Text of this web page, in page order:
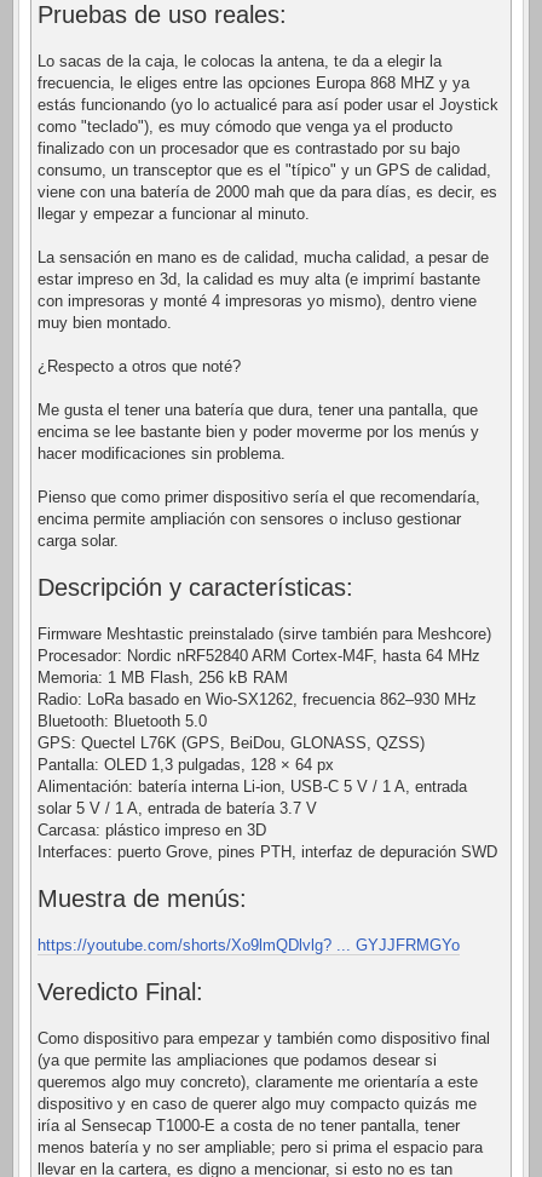
Pruebas de uso reales:
Lo sacas de la caja, le colocas la antena, te da a elegir la
frecuencia, le eliges entre las opciones Europa 868 MHZ y ya
estás funcionando (yo lo actualicé para así poder usar el Joystick
como "teclado"), es muy cómodo que venga ya el producto
finalizado con un procesador que es contrastado por su bajo
consumo, un transceptor que es el "típico" y un GPS de calidad,
viene con una batería de 2000 mah que da para días, es decir, es
llegar y empezar a funcionar al minuto.
La sensación en mano es de calidad, mucha calidad, a pesar de
estar impreso en 3d, la calidad es muy alta (e imprimí bastante
con impresoras y monté 4 impresoras yo mismo), dentro viene
muy bien montado.
¿Respecto a otros que noté?
Me gusta el tener una batería que dura, tener una pantalla, que
encima se lee bastante bien y poder moverme por los menús y
hacer modificaciones sin problema.
Pienso que como primer dispositivo sería el que recomendaría,
encima permite ampliación con sensores o incluso gestionar
carga solar.
Descripción y características:
Firmware Meshtastic preinstalado (sirve también para Meshcore)
Procesador: Nordic nRF52840 ARM Cortex-M4F, hasta 64 MHz
Memoria: 1 MB Flash, 256 kB RAM
Radio: LoRa basado en Wio-SX1262, frecuencia 862–930 MHz
Bluetooth: Bluetooth 5.0
GPS: Quectel L76K (GPS, BeiDou, GLONASS, QZSS)
Pantalla: OLED 1,3 pulgadas, 128 × 64 px
Alimentación: batería interna Li-ion, USB-C 5 V / 1 A, entrada
solar 5 V / 1 A, entrada de batería 3.7 V
Carcasa: plástico impreso en 3D
Interfaces: puerto Grove, pines PTH, interfaz de depuración SWD
Muestra de menús:
https://youtube.com/shorts/Xo9lmQDlvlg? ... GYJJFRMGYo
Veredicto Final:
Como dispositivo para empezar y también como dispositivo final
(ya que permite las ampliaciones que podamos desear si
queremos algo muy concreto), claramente me orientaría a este
dispositivo y en caso de querer algo muy compacto quizás me
iría al Sensecap T1000-E a costa de no tener pantalla, tener
menos batería y no ser ampliable; pero si prima el espacio para
llevar en la cartera, es digno a mencionar, si esto no es tan